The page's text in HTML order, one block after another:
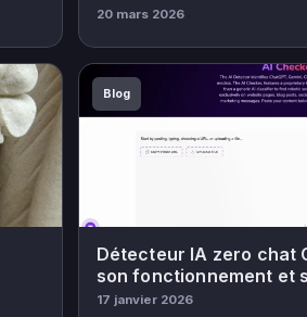
20 mars 2026
Blog
Détecteur IA zero chat
son fonctionnement et
17 janvier 2026